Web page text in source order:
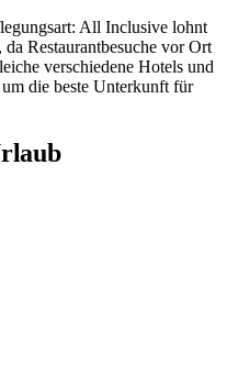
All Inclusive lohnt
Restaurantbesuche vor Ort
verschiedene Hotels und
die beste Unterkunft für